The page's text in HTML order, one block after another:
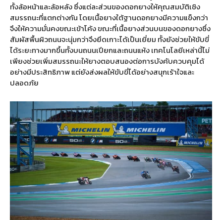
ทั้งล้อหน้าและล้อหลัง ซึ่งแต่ละส่วนของดอกยางให้คุณสมบัติเชิง
สมรรถนะที่แตกต่างกัน โดยเนื้อยางใต้ฐานดอกยางมีความแข็งกว่า
จึงให้ความมั่นคงขณะเข้าโค้ง ขณะที่เนื้อยางส่วนบนของดอกยางซึ่ง
สัมผัสพื้นผิวถนนจะนุ่มกว่าจึงยึดเกาะได้เป็นเยี่ยม ทั้งยังช่วยให้ขับขี่
ได้ระยะทางมากขึ้นทั้งบนถนนเปียกและถนนแห้ง เทคโนโลยีเหล่านี้ไม่
เพียงช่วยเพิ่มสมรรถนะให้ยางตอบสนองต่อการบังคับควบคุมได้
อย่างมีประสิทธิภาพ แต่ยังส่งผลให้ขับขี่ได้อย่างสนุกเร้าใจและ
ปลอดภัย